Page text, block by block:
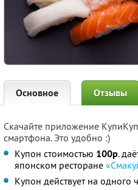
Основное Отзывы
Скачайте приложение
смартфона. Это удобно :)
Купон стоимостью 100р.
японском ресторане
Купон действует на одного